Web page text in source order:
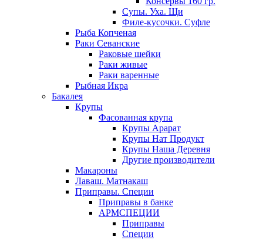
Супы. Уха. Щи
Филе-кусочки. Суфле
Рыба Копченая
Раки Севанские
Раковые шейки
Раки живые
Раки варенные
Рыбная Икра
Бакалея
Крупы
Фасованная крупа
Крупы Арарат
Крупы Нат Продукт
Крупы Наша Деревня
Другие производители
Макароны
Лаваш. Матнакаш
Приправы. Специи
Приправы в банке
АРМСПЕЦИИ
Приправы
Специи